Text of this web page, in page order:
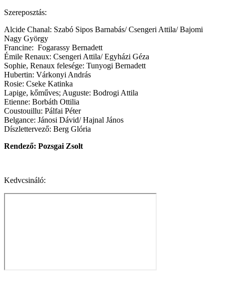
Szereposztás:
Alcide Chanal: Szabó Sipos Barnabás/ Csengeri Attila/ Bajomi
Nagy György
Francine: Fogarassy Bernadett
Émile Renaux: Csengeri Attila/ Egyházi Géza
Sophie, Renaux felesége: Tunyogi Bernadett
Hubertin: Várkonyi András
Rosie: Cseke Katinka
Lapige, kőműves; Auguste: Bodrogi Attila
Etienne: Borbáth Ottilia
Coustouillu: Pálfai Péter
Belgance: Jánosi Dávid/ Hajnal János
Díszlettervező: Berg Glória
Rendező: Pozsgai Zsolt
Kedvcsináló: